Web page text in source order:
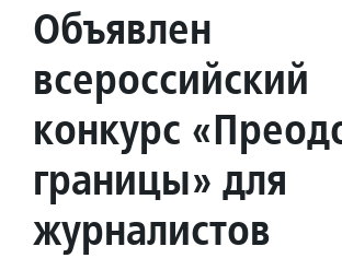
Объявлен
всероссийский
конкурс
границы» для
журналистов